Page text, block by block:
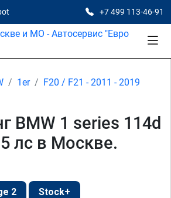
+7 499 113-46-91
1er
F20 / F21 - 2011 - 2019
BMW 1 series 114d
лс в Москве.
2 Stock+